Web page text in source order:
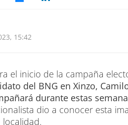
15:42
el inicio de la campaña
del BNG en Xinzo,
durante estas
dio a conocer esta